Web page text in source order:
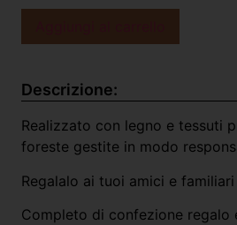
Descrizione:
Realizzato con legno e tessuti
foreste gestite in modo
Regalalo ai tuoi amici e
Completo di confezione regalo